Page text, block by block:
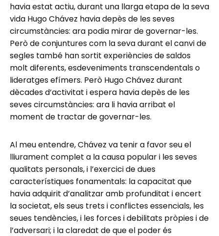
havia estat actiu, durant una llarga etapa de la seva
vida Hugo Chávez havia depès de les seves
circumstàncies: ara podia mirar de governar-les.
Però de conjuntures com la seva durant el canvi de
segles també han sortit experiències de saldos
molt diferents, esdeveniments transcendentals o
lideratges efímers. Però Hugo Chávez durant
dècades d’activitat i espera havia depès de les
seves circumstàncies: ara li havia arribat el
moment de tractar de governar-les.
Al meu entendre, Chávez va tenir a favor seu el
lliurament complet a la causa popular i les seves
qualitats personals, i l’exercici de dues
característiques fonamentals: la capacitat que
havia adquirit d’analitzar amb profunditat i encert
la societat, els seus trets i conflictes essencials, les
seues tendències, i les forces i debilitats pròpies i de
l’adversari; i la claredat de que el poder és